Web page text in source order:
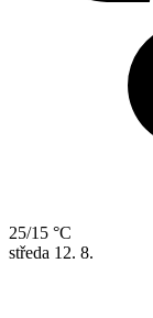
25/15 °C
středa 12. 8.